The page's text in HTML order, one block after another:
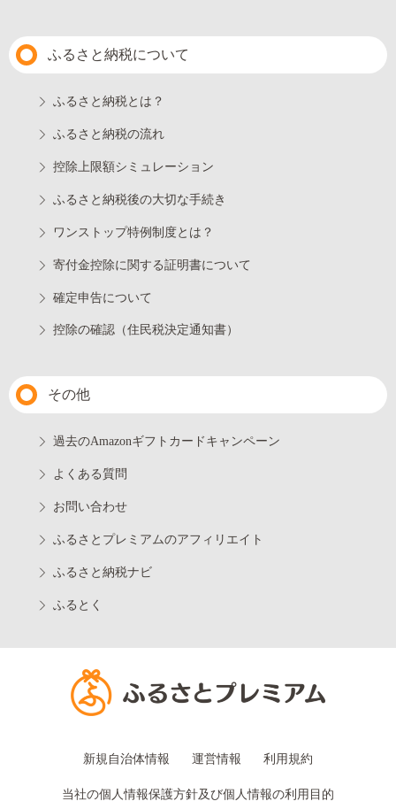
ふるさと納税について
ふるさと納税とは？
ふるさと納税の流れ
控除上限額シミュレーション
ふるさと納税後の大切な手続き
ワンストップ特例制度とは？
寄付金控除に関する証明書について
確定申告について
控除の確認（住民税決定通知書）
その他
過去のAmazonギフトカードキャンペーン
よくある質問
お問い合わせ
ふるさとプレミアムのアフィリエイト
ふるさと納税ナビ
ふるとく
新規自治体情報 運営情報 利用規約
当社の個人情報保護方針及び個人情報の利用目的